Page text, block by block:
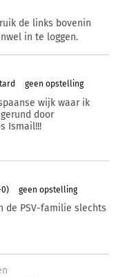
de links bovenin
in te loggen.
geen opstelling
wijk waar ik
door
Ismail!!!
0) geen opstelling
de PSV-familie slechts